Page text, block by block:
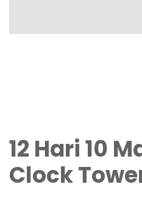
12 Hari 10
Clock